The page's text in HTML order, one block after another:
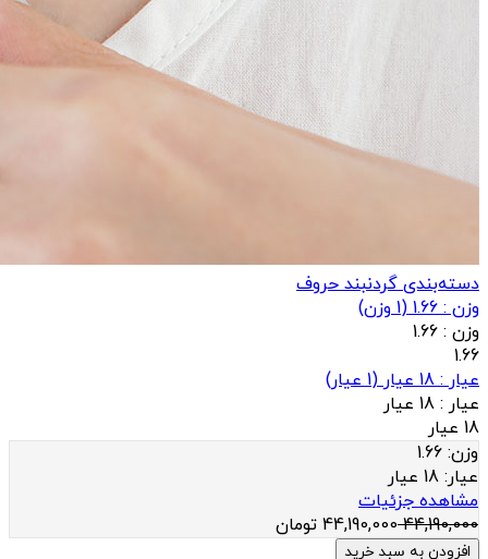
دسته‌بندی گردنبند حروف
وزن : 1.66
(
1 وزن)
وزن : 1.66
1.66
عيار : 18 عیار
(
1 عيار)
عيار : 18 عیار
18 عیار
وزن: 1.66
عيار: 18 عیار
مشاهده جزئیات
44,190,000
44,190,000 تومان
افزودن به سبد خرید